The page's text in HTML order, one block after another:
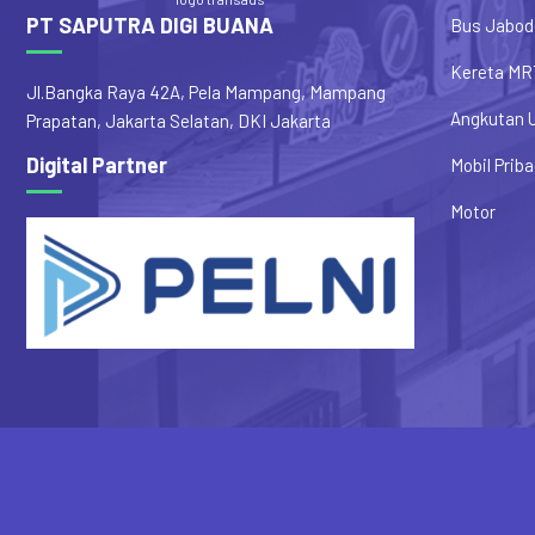
PT SAPUTRA DIGI BUANA
Jl.Bangka Raya 42A, Pela Mampang, Mampang
Prapatan, Jakarta Selatan, DKI Jakarta
Digital Partner
Bus
Kereta
Angkutan
Mobil
Motor